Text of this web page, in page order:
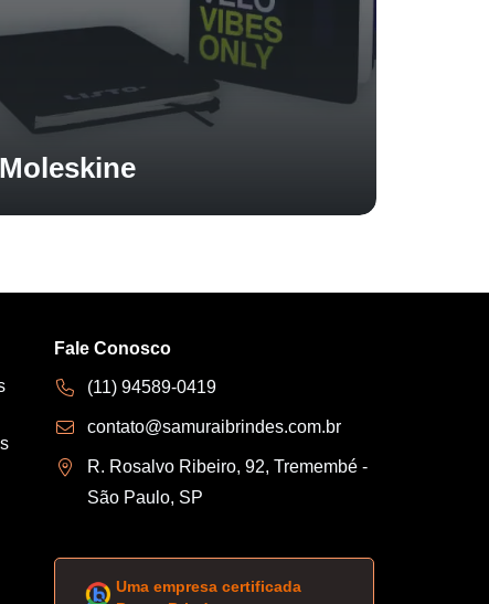
Moleskine
Fale Conosco
(11) 94589-0419
contato@samuraibrindes.com.br
R. Rosalvo Ribeiro, 92, Tremembé -
São Paulo, SP
Uma empresa certificada